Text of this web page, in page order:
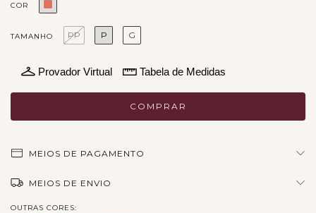
COR
TAMANHO PP P G
Provador Virtual Tabela de Medidas
MEIOS DE PAGAMENTO
MEIOS DE ENVIO
OUTRAS CORES: